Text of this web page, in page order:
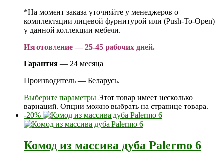
*На момент заказа уточняйте у менеджеров о
комплектации лицевой фурнитурой или (Push-To-Open)
у данной коллекции мебели.
Изготовление — 25-45 рабочих дней.
Гарантия — 24 месяца
Производитель — Беларусь.
Выберите параметры Этот товар имеет несколько
вариаций. Опции можно выбрать на странице товара.
-20%
Комод из массива дуба Palermo 6